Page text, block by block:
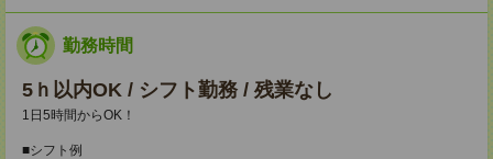
勤務時間
5ｈ以内OK / シフト勤務 / 残業なし
1日5時間からOK！
■シフト例